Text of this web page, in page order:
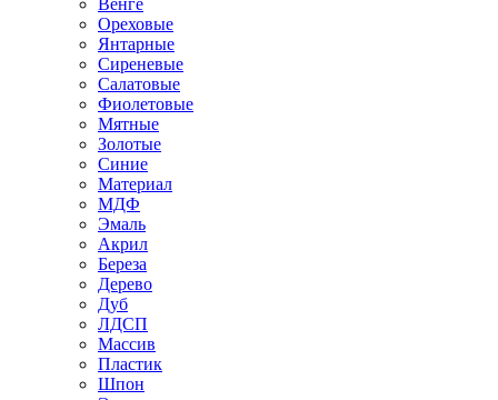
Венге
Ореховые
Янтарные
Сиреневые
Салатовые
Фиолетовые
Мятные
Золотые
Синие
Материал
МДФ
Эмаль
Акрил
Береза
Дерево
Дуб
ЛДСП
Массив
Пластик
Шпон